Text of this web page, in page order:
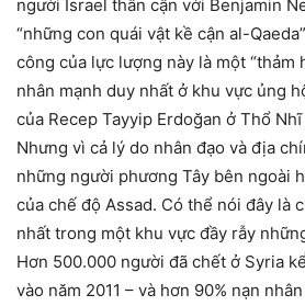
người Israel thân cận với Benjamin
“những con quái vật kề cận al-
công của lực lượng này là một “thảm
nhân mạnh duy nhất ở khu vực ủng
của Recep Tayyip Erdoğan ở Thổ Nhĩ
Nhưng vì cả lý do nhân đạo và địa
những người phương Tây bên ngoài
của chế độ Assad. Có thể nói đây là
nhất trong một khu vực đầy rẫy
Hơn 500.000 người đã chết ở Syria
vào năm 2011 – và hơn 90% nạn